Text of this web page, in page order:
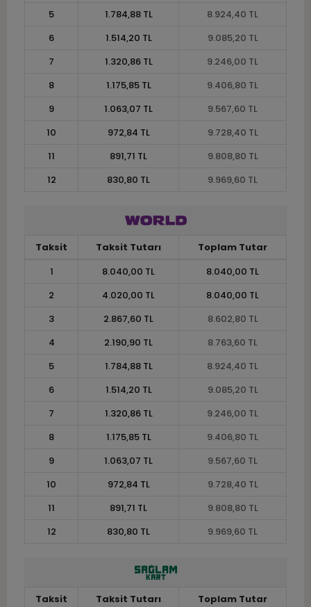
5
1.784,88 TL
8.924,40 TL
6
1.514,20 TL
9.085,20 TL
7
1.320,86 TL
9.246,00 TL
8
1.175,85 TL
9.406,80 TL
9
1.063,07 TL
9.567,60 TL
10
972,84 TL
9.728,40 TL
11
891,71 TL
9.808,80 TL
12
830,80 TL 9.969,60 TL
Taksit Taksit Tutarı
Toplam Tutar
1
8.040,00 TL
8.040,00 TL
2
4.020,00 TL
8.040,00 TL
3
2.867,60 TL
8.602,80 TL
4
2.190,90 TL
8.763,60 TL
5
1.784,88 TL
8.924,40 TL
6
1.514,20 TL
9.085,20 TL
7
1.320,86 TL
9.246,00 TL
8
1.175,85 TL
9.406,80 TL
9
1.063,07 TL
9.567,60 TL
10
972,84 TL
9.728,40 TL
11
891,71 TL
9.808,80 TL
12
830,80 TL 9.969,60 TL
Taksit Taksit Tutarı
Toplam Tutar